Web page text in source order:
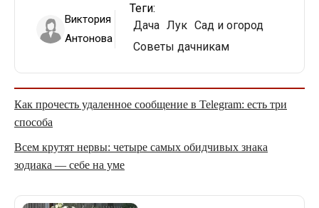
Виктория
Антонова
Теги:
Дача Лук Сад и огород
Советы дачникам
Как прочесть удаленное сообщение в Telegram: есть три
способа
Всем крутят нервы: четыре самых обидчивых знака
зодиака — себе на уме